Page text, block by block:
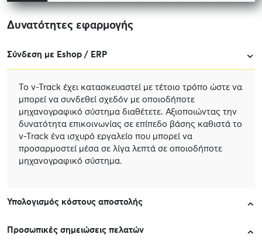
Δυνατότητες εφαρμογής
Σύνδεση με Eshop / ERP
Το v-Track έχει κατασκευαστεί με τέτοιο τρόπο ώστε να
μπορεί να συνδεθεί σχεδόν με οποιοδήποτε
μηχανογραφικό σύστημα διαθέτετε. Αξιοποιώντας την
δυνατότητα επικοινωνίας σε επίπεδο βάσης καθιστά το
v-Track ένα ισχυρό εργαλείο που μπορεί να
προσαρμοστεί μέσα σε λίγα λεπτά σε οποιοδήποτε
μηχανογραφικό σύστημα.
Υπολογισμός κόστους αποστολής
Προσωπικές σημειώσεις πελατών